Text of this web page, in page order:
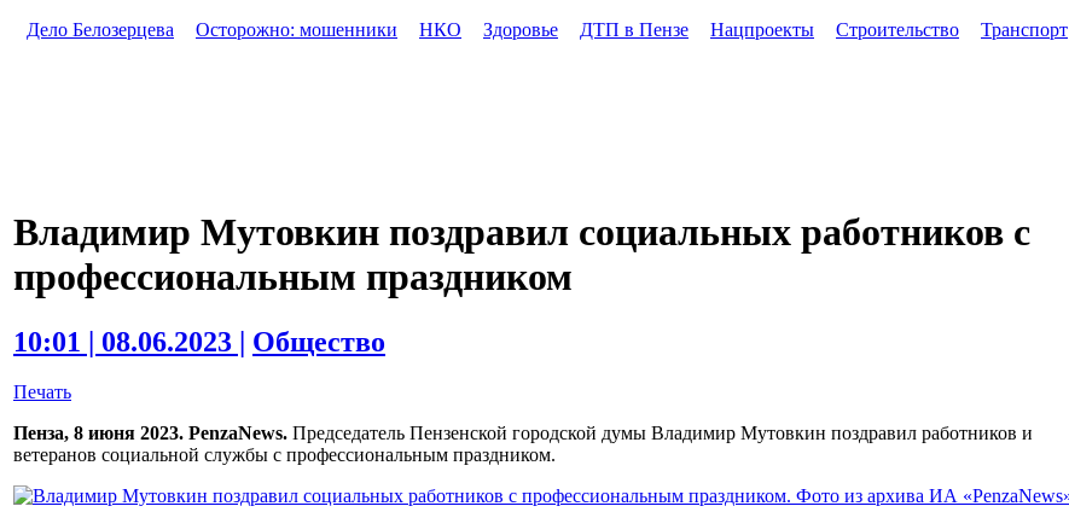
Дело Белозерцева
Осторожно: мошенники НКО Здоровье ДТП в Пензе Нацпроекты Строительство Транспорт
Владимир Мутовкин поздравил социальных работников с
профессиональным праздником
10:01 | 08.06.2023 | Общество
Печать
Пенза, 8 июня 2023. PenzaNews. Председатель Пензенской городской думы Владимир Мутовкин поздравил работников и
ветеранов социальной службы с профессиональным праздником.